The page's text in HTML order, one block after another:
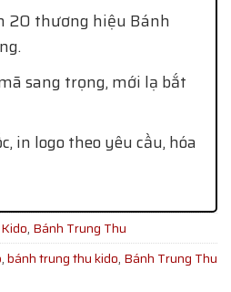
20 thương hiệu Bánh
sang trọng, mới lạ bắt
in logo theo yêu cầu, hóa
, Bánh Trung Thu
,bánh trung thu kido, Bánh Trung Thu